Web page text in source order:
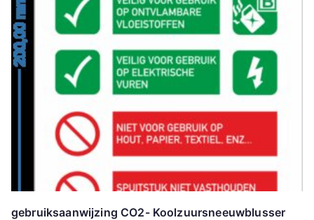
gebruiksaanwijzing CO2- Koolzuursneeuwblusser